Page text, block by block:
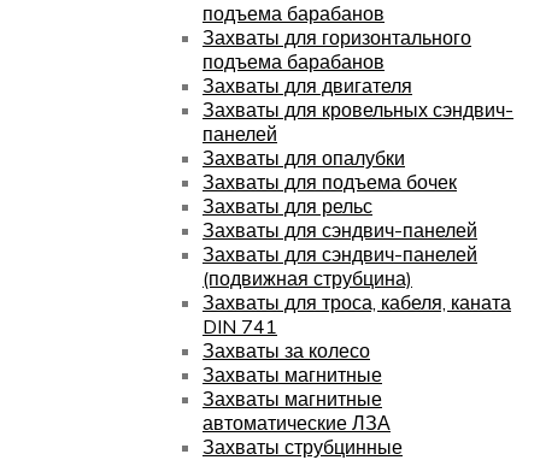
подъема барабанов
Захваты для горизонтального
подъема барабанов
Захваты для двигателя
Захваты для кровельных сэндвич-
панелей
Захваты для опалубки
Захваты для подъема бочек
Захваты для рельс
Захваты для сэндвич-панелей
Захваты для сэндвич-панелей
(подвижная струбцина)
Захваты для троса, кабеля, каната
DIN 741
Захваты за колесо
Захваты магнитные
Захваты магнитные
автоматические ЛЗА
Захваты струбцинные